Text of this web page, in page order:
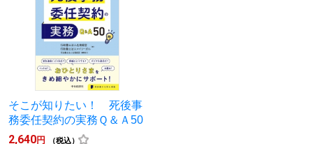
そこが知りたい！ 死後事
務委任契約の実務Ｑ＆Ａ50
2,640円 （税込）